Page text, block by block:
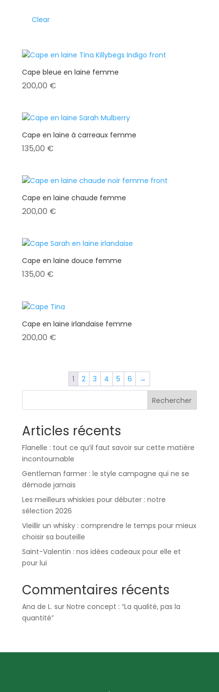
Clear
Cape bleue en laine femme
200,00 €
Cape en laine à carreaux femme
135,00 €
Cape en laine chaude femme
200,00 €
Cape en laine douce femme
135,00 €
Cape en laine irlandaise femme
200,00 €
1 2 3 4 5 6 →
Rechercher
Articles récents
Flanelle : tout ce qu’il faut savoir sur cette matière
incontournable
Gentleman farmer : le style campagne qui ne se
démode jamais
Les meilleurs whiskies pour débuter : notre
sélection 2026
Vieillir un whisky : comprendre le temps pour mieux
choisir sa bouteille
Saint-Valentin : nos idées cadeaux pour elle et
pour lui
Commentaires récents
Ana de L. sur Notre concept : “La qualité, pas la
quantité”